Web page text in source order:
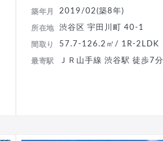
築年月 2019/02(築8年)
所在地 渋谷区 宇田川町 40-1
間取り 57.7-126.2㎡/ 1R-2LDK
最寄駅 ＪＲ山手線 渋谷駅 徒歩7分